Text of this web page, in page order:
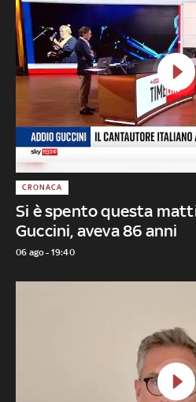
Si è spento questa
Guccini, aveva 86 anni
CRONACA
06 ago - 19:40